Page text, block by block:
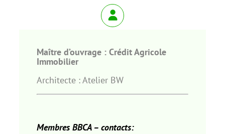
Maître d’ouvrage : Crédit Agricole
Immobilier
Architecte : Atelier BW
Membres BBCA – contacts: